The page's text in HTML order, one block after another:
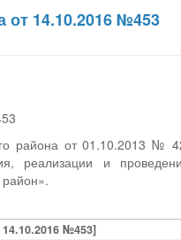
от 14.10.2016 №453
района от 01.10.2013 №
реализации и
№453]